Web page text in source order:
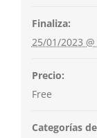
Finaliza:
25/01/2023
Precio:
Free
Categorías